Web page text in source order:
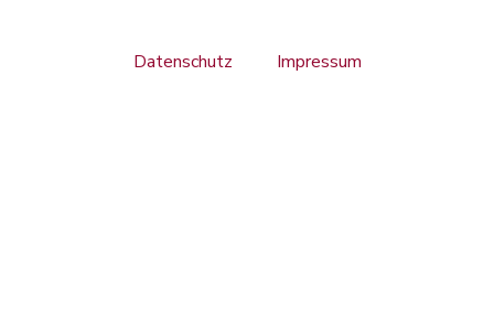
Datenschutz Impressum